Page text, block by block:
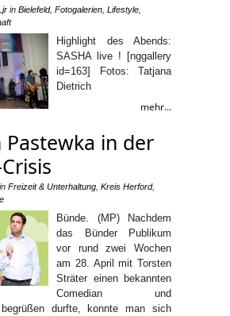
in Bielefeld, Fotogalerien Lifestyle
Highlight des Abends:
SASHA live ! [nggallery
id=163] Fotos: Tatjana
Dietrich
mehr...
Pastewka in der
Freizeit & Unterhaltung Kreis Herford,
Bünde. (MP) Nachdem
das Bünder Publikum
vor rund zwei Wochen
am 28. April mit Torsten
Sträter einen bekannten
Comedian und
begrüßen durfte, konnte man sich